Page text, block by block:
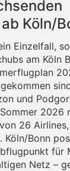
Köln/
Einzelfall,
am Köln
und
2026
26
Köln/Bonn
für
Netz –